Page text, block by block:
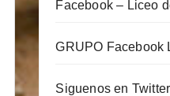
Facebook – Liceo
GRUPO Facebook
Siguenos en Twitter